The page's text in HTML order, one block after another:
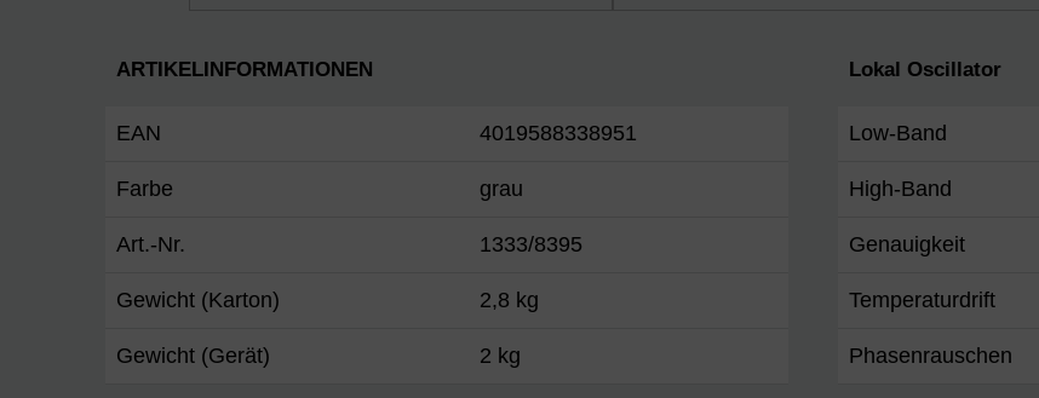
ARTIKELINFORMATIONEN
EAN 4019588338951
Farbe grau
Art.-Nr. 1333/8395
Gewicht (Karton) 2,8 kg
Gewicht (Gerät) 2 kg
Lokal Oscillator
Low-Band
High-Band
Genauigkeit
Temperaturdrift
Phasenrauschen